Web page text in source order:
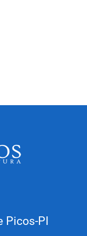
Picos-PI